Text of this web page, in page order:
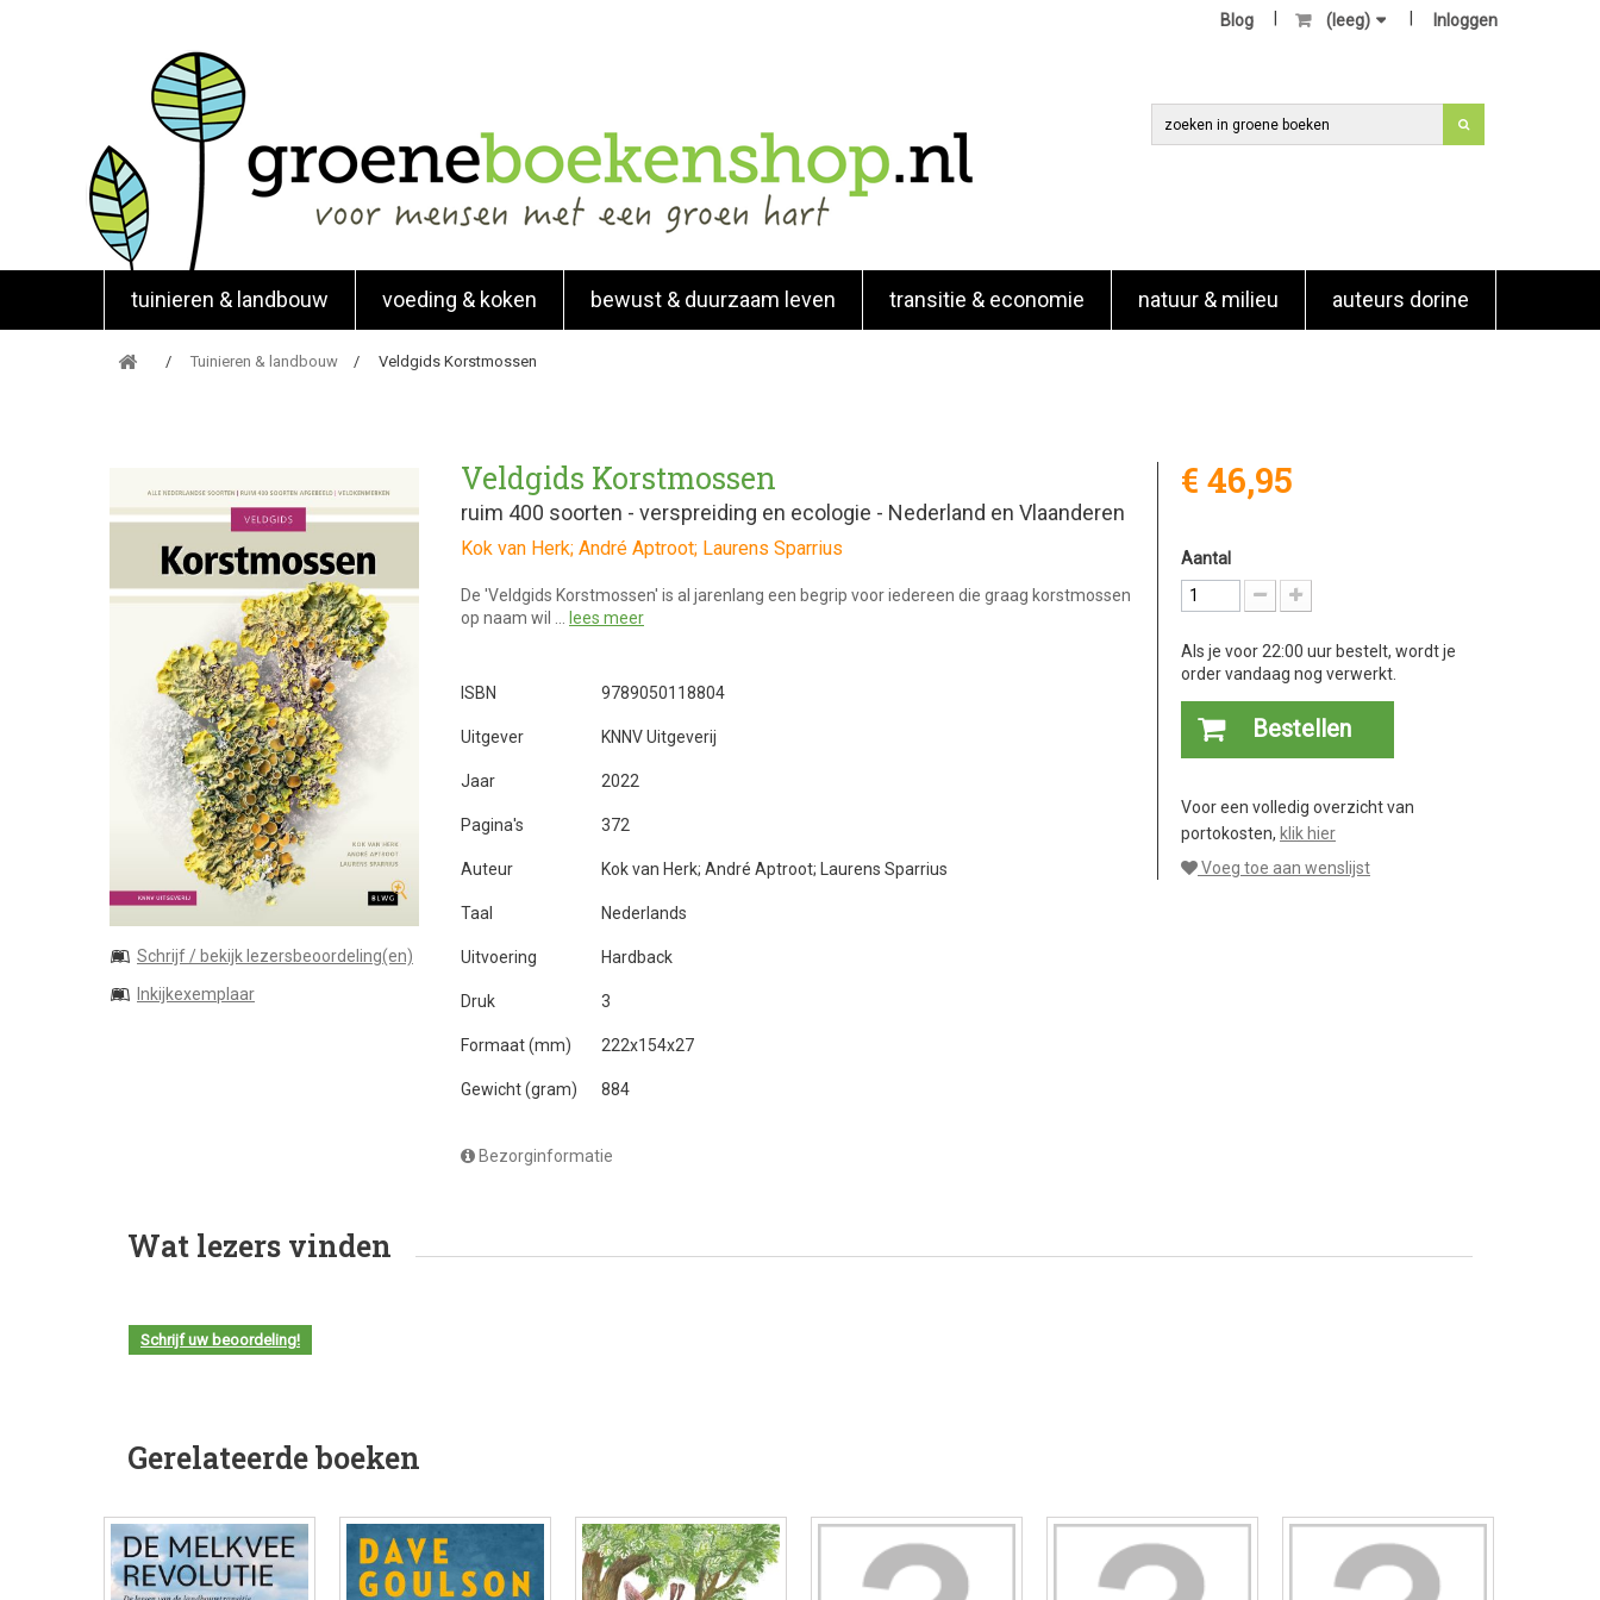
Inloggen
(leeg)
Blog
tuinieren & landbouw voeding & koken bewust & duurzaam leven transitie & economie natuur & milieu auteurs dorine
Tuinieren & landbouw Veldgids Korstmossen
Schrijf / bekijk lezersbeoordeling(en)
Inkijkexemplaar
Veldgids Korstmossen
ruim 400 soorten - verspreiding en ecologie - Nederland en Vlaanderen
Kok van Herk; André Aptroot; Laurens Sparrius
De 'Veldgids Korstmossen' is al jarenlang een begrip voor iedereen die graag korstmossen
op naam wil … lees meer
ISBN 9789050118804
Uitgever KNNV Uitgeverij
Jaar 2022
Pagina's 372
Auteur Kok van Herk; André Aptroot; Laurens Sparrius
Taal Nederlands
Uitvoering Hardback
Druk 3
Formaat (mm) 222x154x27
Gewicht (gram) 884
Bezorginformatie
€ 46,95
Aantal
Als je voor 22:00 uur bestelt, wordt je
order vandaag nog verwerkt.
Bestellen
Voor een volledig overzicht van
portokosten, klik hier
Voeg toe aan wenslijst
Wat lezers vinden
Schrijf uw beoordeling!
Gerelateerde boeken